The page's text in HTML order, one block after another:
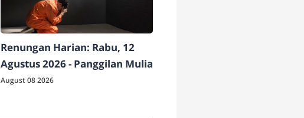
Renungan Harian: Rabu, 12
Agustus 2026 - Panggilan Mulia
August 08 2026